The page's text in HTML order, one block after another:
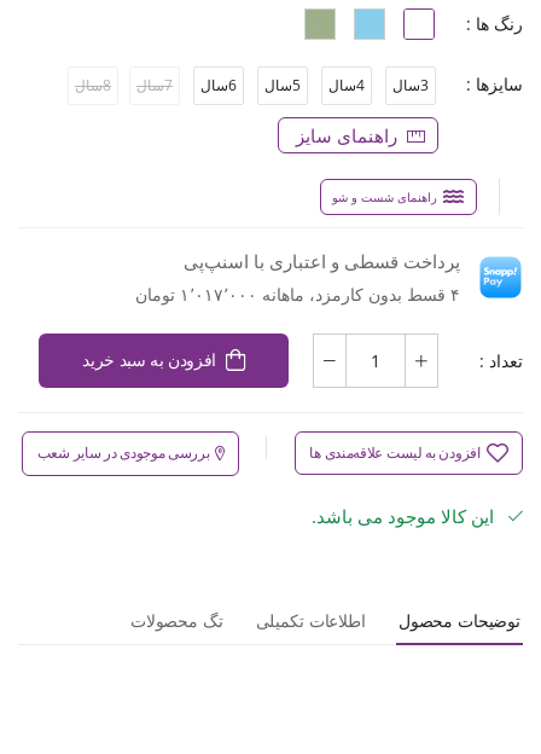
رنگ ها :
سایزها : 3سال 4سال 5سال 6سال 7سال 8سال
راهنمای سایز
راهنمای شست و شو
پرداخت قسطی و اعتباری با اسنپ‌پی
۴ قسط بدون کارمزد، ماهانه ۱٬۰۱۷٬۰۰۰ تومان
تعداد : افزودن به سبد خرید
افزودن به لیست علاقه‌مندی ها بررسی موجودی در سایر شعب
این کالا موجود می باشد.
توضیحات محصول اطلاعات تکمیلی تگ محصولات